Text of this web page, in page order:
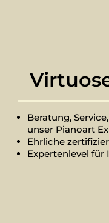
Beratung,
unser Pianoart
Ehrliche
Expertenlevel für